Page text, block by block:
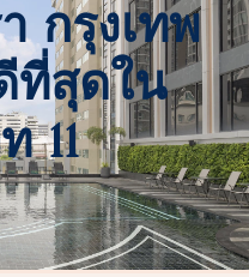
กรุงเทพ
ที่สุดใน
11